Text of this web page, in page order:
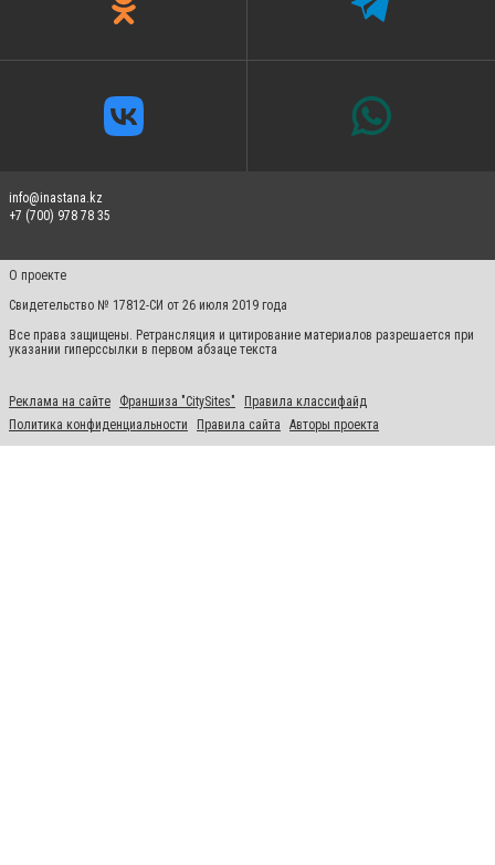
info@inastana.kz
+7 (700) 978 78 35
О проекте
Свидетельство № 17812-СИ от 26 июля 2019 года
Все права защищены. Ретрансляция и цитирование материалов разрешается при
указании гиперссылки в первом абзаце текста
Реклама на сайте Франшиза "CitySites"
Правила классифайд
Политика конфиденциальности
Правила сайта Авторы проекта